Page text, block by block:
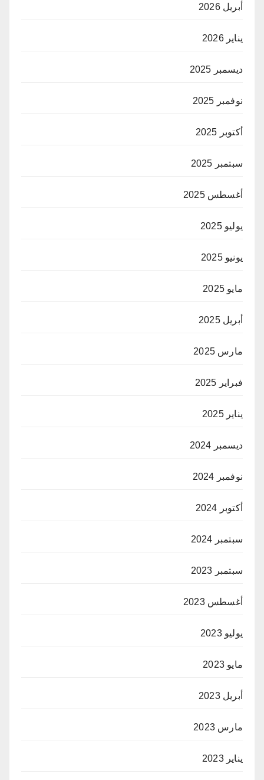
أبريل 2026
يناير 2026
ديسمبر 2025
نوفمبر 2025
أكتوبر 2025
سبتمبر 2025
أغسطس 2025
يوليو 2025
يونيو 2025
مايو 2025
أبريل 2025
مارس 2025
فبراير 2025
يناير 2025
ديسمبر 2024
نوفمبر 2024
أكتوبر 2024
سبتمبر 2024
سبتمبر 2023
أغسطس 2023
يوليو 2023
مايو 2023
أبريل 2023
مارس 2023
يناير 2023